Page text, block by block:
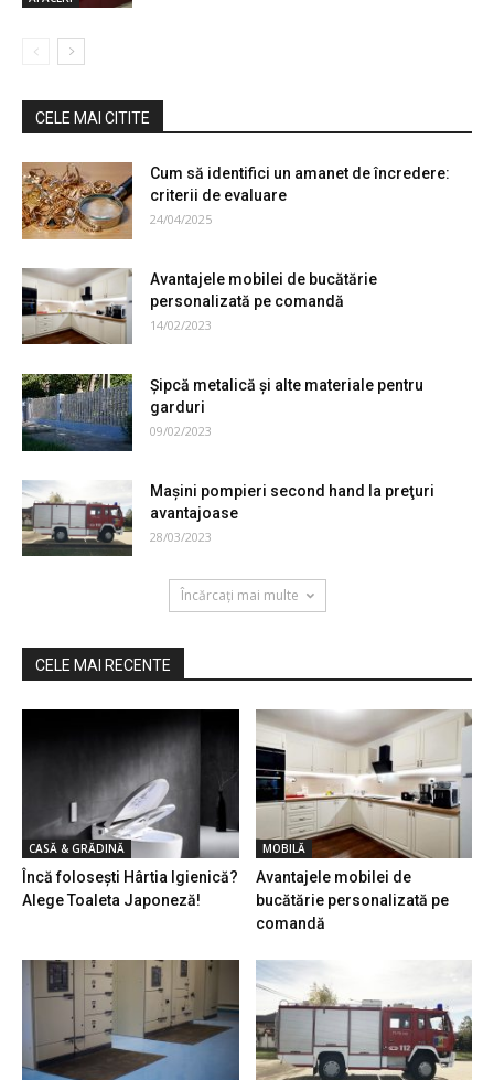
CELE MAI CITITE
Cum să identifici un amanet de încredere:
criterii de evaluare
24/04/2025
Avantajele mobilei de bucătărie
personalizată pe comandă
14/02/2023
Şipcă metalică şi alte materiale pentru
garduri
09/02/2023
Maşini pompieri second hand la preţuri
avantajoase
28/03/2023
Încărcați mai multe
CELE MAI RECENTE
CASĂ & GRĂDINĂ
Încă folosești Hârtia Igienică?
Alege Toaleta Japoneză!
MOBILĂ
Avantajele mobilei de
bucătărie personalizată pe
comandă